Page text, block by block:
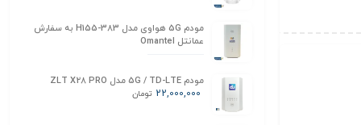
مودم 5G هواوی مدل H155-383 به سفارش
عمانتل Omantel
مودم 5G / TD-LTE مدل ZLT X28 PRO
22,000,000 تومان